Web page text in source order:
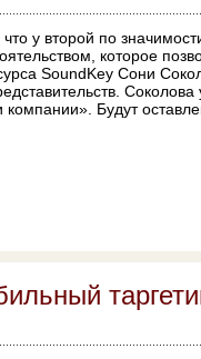
у второй по
которое
SoundKey Сони
компании». Будут